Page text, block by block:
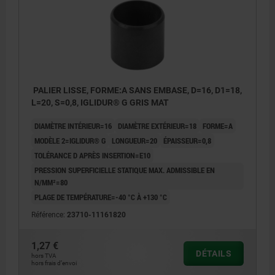
PALIER LISSE, FORME:A SANS EMBASE, D=16, D1=18,
L=20, S=0,8, IGLIDUR® G GRIS MAT
DIAMÈTRE INTÉRIEUR=16 DIAMÈTRE EXTÉRIEUR=18
FORME=A
MODÈLE 2=IGLIDUR® G
LONGUEUR=20
ÉPAISSEUR=0,8
TOLÉRANCE D APRÈS INSERTION=E10
PRESSION SUPERFICIELLE STATIQUE MAX. ADMISSIBLE EN
N/MM²=80
PLAGE DE TEMPÉRATURE=-40 °C À +130 °C
Référence: 23710-11161820
1,27 €
hors TVA
hors frais d’envoi
DÉTAILS